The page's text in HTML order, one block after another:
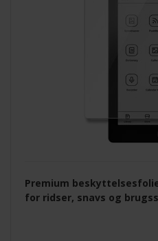
Premium
for ridser, snavs og